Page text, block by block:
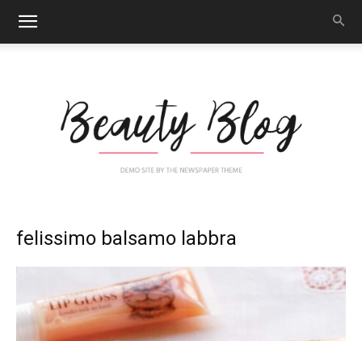
Nail
Art
felissimo balsamo labbra